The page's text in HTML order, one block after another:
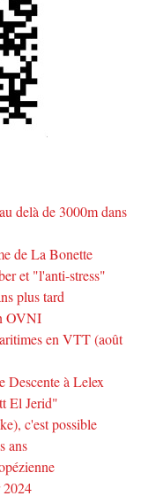
delà de 3000m dans
de La Bonette
et "l'anti-stress"
plus tard
OVNI
en VTT (août
Descente à Lelex
El Jerid"
c'est possible
ans